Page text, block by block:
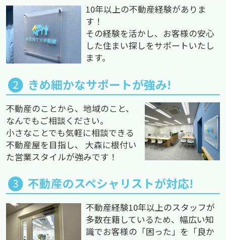
10年以上の不動産経験がありま
す！
その経験を活かし、お客様の安心
した住まい探しをサポートいたし
ます。
きめ細かなサポートが強み!
不動産のことから、地域のこと、
なんでもご相談ください。
小さなことでも気軽に相談できる
不動産屋を目指し、 大森に根付い
た営業スタイルが強みです！
不動産のスペシャリストが対応!
不動産経験10年以上のスタッフが
多数在籍しているため、幅広い知
識でお客様の「困った」を「良か